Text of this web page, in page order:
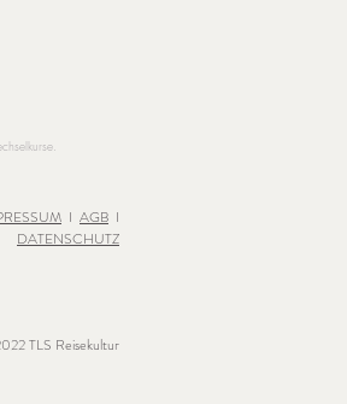
I AGB I
DATENSCHUTZ
TLS Reisekultur